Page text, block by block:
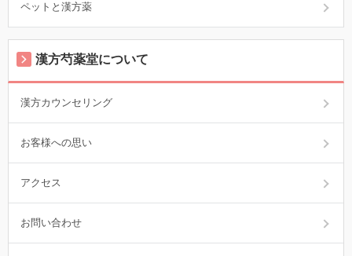
ペットと漢方薬
漢方芍薬堂について
漢方カウンセリング
お客様への思い
アクセス
お問い合わせ